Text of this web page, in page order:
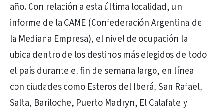
año. Con relación a esta última localidad, un
informe de la CAME (Confederación Argentina de
la Mediana Empresa), el nivel de ocupación la
ubica dentro de los destinos más elegidos de todo
el país durante el fin de semana largo, en línea
con ciudades como Esteros del Iberá, San Rafael,
Salta, Bariloche, Puerto Madryn, El Calafate y